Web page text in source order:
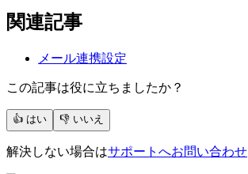
関連記事
メール連携設定
この記事は役に立ちましたか？
👍 はい 👎 いいえ
解決しない場合はサポートへお問い合わせ